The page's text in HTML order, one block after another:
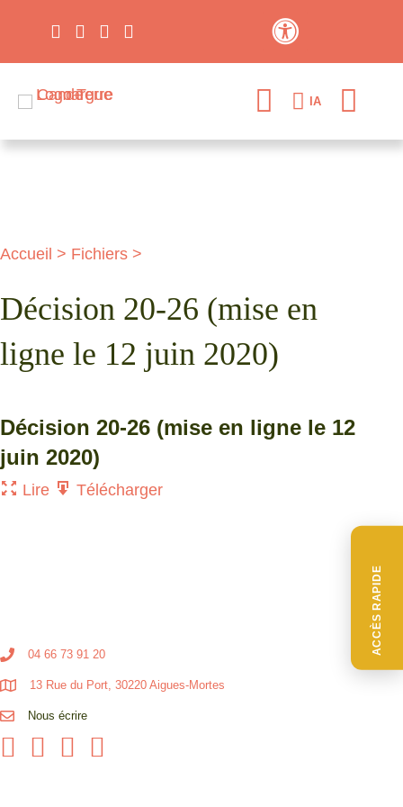
ACCÈS RAPIDE
IA
Accueil > Fichiers >
Décision 20-26 (mise en
ligne le 12 juin 2020)
Décision 20-26 (mise en ligne le 12
juin 2020)
Lire Télécharger
04 66 73 91 20
13 Rue du Port, 30220 Aigues-Mortes
Nous écrire